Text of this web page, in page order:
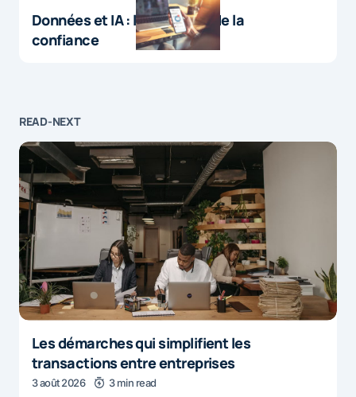
Données et IA : le paradoxe de la
confiance
READ-NEXT
Les démarches qui simplifient les
transactions entre entreprises
3 août 2026 3 min read